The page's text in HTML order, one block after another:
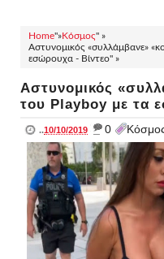
Home"»Κόσμος" »
Αστυνομικός «συλλάμβανε»
εσώρουχα - Βίντεο" »
Αστυνομικός
του Playboy με τα
..10/10/2019 _ 0